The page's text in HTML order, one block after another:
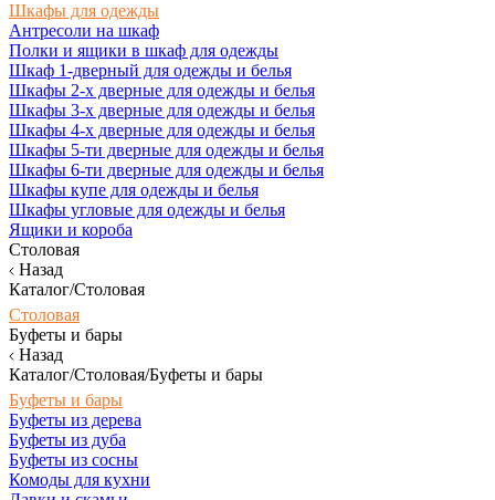
Шкафы для одежды
Антресоли на шкаф
Полки и ящики в шкаф для одежды
Шкаф 1-дверный для одежды и белья
Шкафы 2-х дверные для одежды и белья
Шкафы 3-х дверные для одежды и белья
Шкафы 4-х дверные для одежды и белья
Шкафы 5-ти дверные для одежды и белья
Шкафы 6-ти дверные для одежды и белья
Шкафы купе для одежды и белья
Шкафы угловые для одежды и белья
Ящики и короба
Столовая
Назад
Каталог/Столовая
Столовая
Буфеты и бары
Назад
Каталог/Столовая/Буфеты и бары
Буфеты и бары
Буфеты из дерева
Буфеты из дуба
Буфеты из сосны
Комоды для кухни